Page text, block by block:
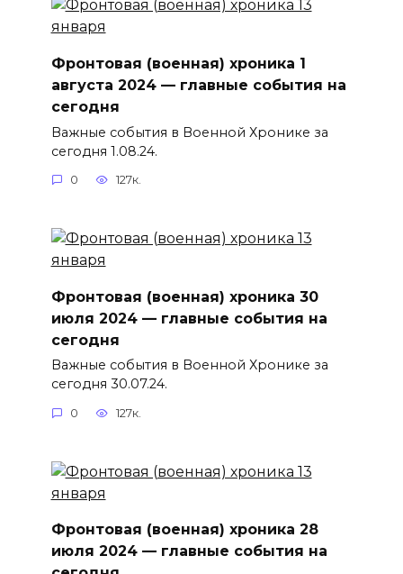
Фронтовая (военная) хроника 1
августа 2024 — главные события на
сегодня
Важные события в Военной Хронике за
сегодня 1.08.24.
0 127к.
Фронтовая (военная) хроника 30
июля 2024 — главные события на
сегодня
Важные события в Военной Хронике за
сегодня 30.07.24.
0 127к.
Фронтовая (военная) хроника 28
июля 2024 — главные события на